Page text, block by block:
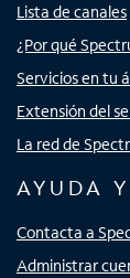
Lista de canales
¿Por qué
Servicios en tu
Extensión del
La red de
AYUDA
Contacta a
Administrar